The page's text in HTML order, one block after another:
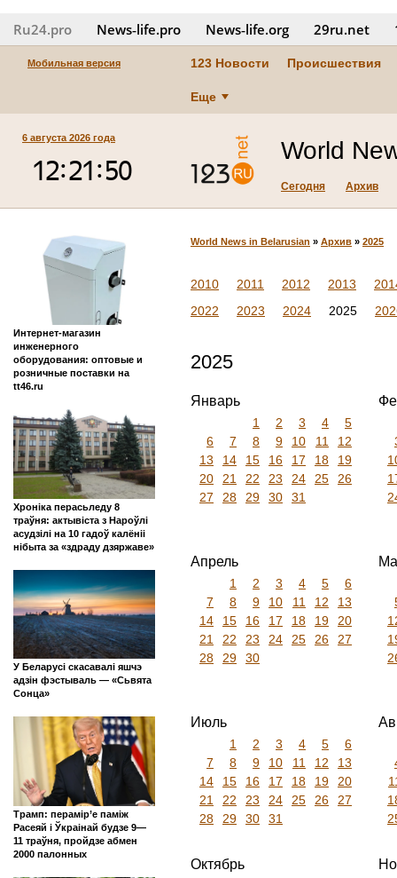
Ru24.pro News‑life.pro News‑life.org 29ru.net
Мобильная версия 123 Новости Происшествия
Еще
6 августа 2026 года World
Сегодня Архив
Интернет-магазин
инженерного
оборудования: оптовые и
розничные поставки на
tt46.ru
Хроніка перасьледу 8
траўня: актывіста з Нароўлі
асудзілі на 10 гадоў калёніі
нібыта за «здраду дзяржаве»
У Беларусі скасавалі яшчэ
адзін фэстываль — «Сьвята
Сонца»
Трамп: перамір’е паміж
Расеяй і Ўкраінай будзе 9—
11 траўня, пройдзе абмен
2000 палонных
World News in Belarusian » Архив » 2025
2010 2011 2012 2013
2022
2023 2024 2025
2025
Январь
1 2 3 4
5
6
7 8 9 10 11
12
13
14 15 16 17 18
19
20
21 22 23 24 25
26
27
28 29 30 31
Апрель
1 2 3 4 5
6
7
8 9 10 11 12
13
14
15 16 17 18 19
20
21
22 23 24 25 26
27
28
29 30
Июль
1 2 3 4 5
6
7
8 9 10 11 12
13
14
15 16 17 18 19
20
21
22 23 24 25 26
27
28
29 30 31
Октябрь